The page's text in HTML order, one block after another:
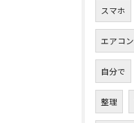
スマホ
エアコン
自分で
整理